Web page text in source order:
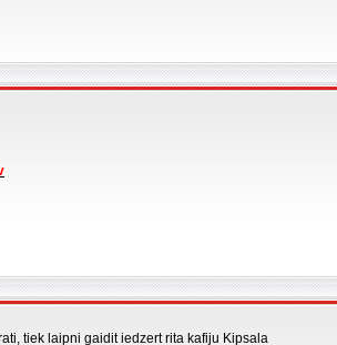
tiek laipni gaidit iedzert rita kafiju Kipsala